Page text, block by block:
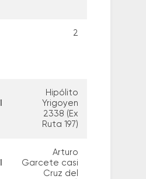
2
Hipólito
Yrigoyen
2338 (Ex
Ruta 197)
Arturo
Garcete casi
Cruz del